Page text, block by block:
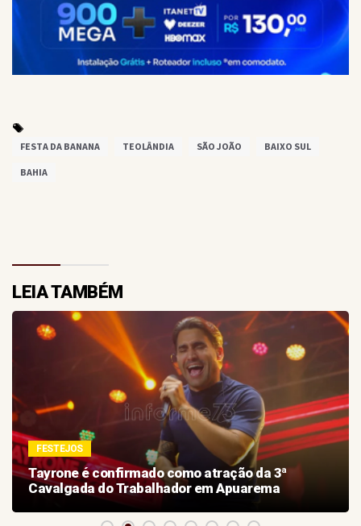
FESTA DA BANANA TEOLÂNDIA SÃO JOÃO BAIXO SUL
BAHIA
LEIA TAMBÉM
FESTEJOS
Tayrone é confirmado como atração da 3ª
Cavalgada do Trabalhador em Apuarema